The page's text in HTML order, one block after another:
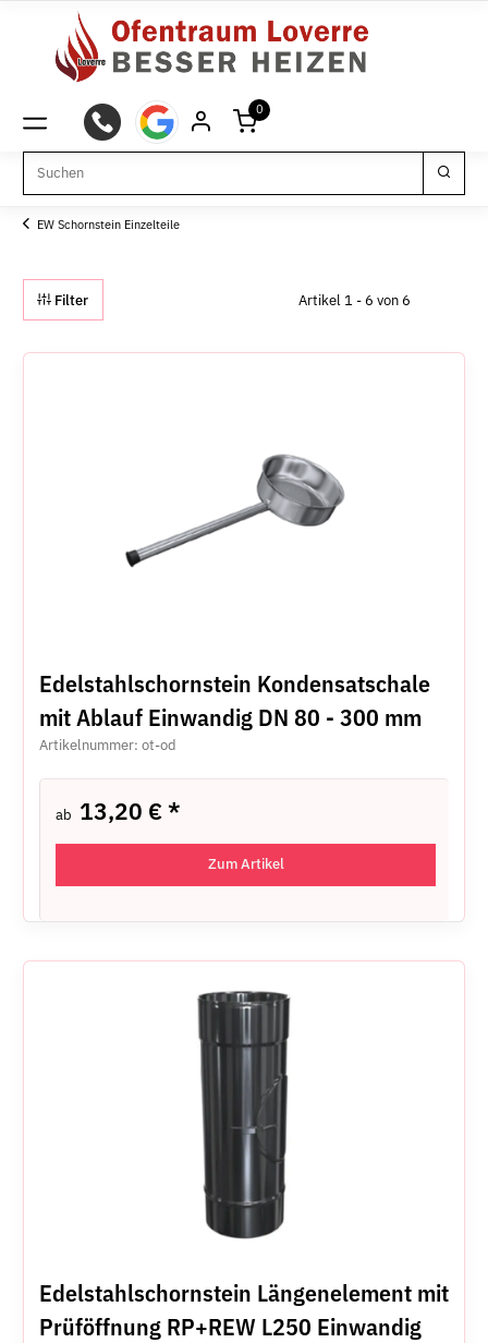
0
EW Schornstein Einzelteile
Filter Artikel 1 - 6 von 6
Edelstahlschornstein Kondensatschale
mit Ablauf Einwandig DN 80 - 300 mm
Artikelnummer: ot-od
ab 13,20 €*
Zum Artikel
Edelstahlschornstein Längenelement mit
Prüföffnung RP+REW L250 Einwandig